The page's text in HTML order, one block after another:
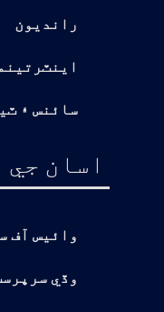
رانديون
سائنس ۽
اسان جي
وائيس آف
وڏي